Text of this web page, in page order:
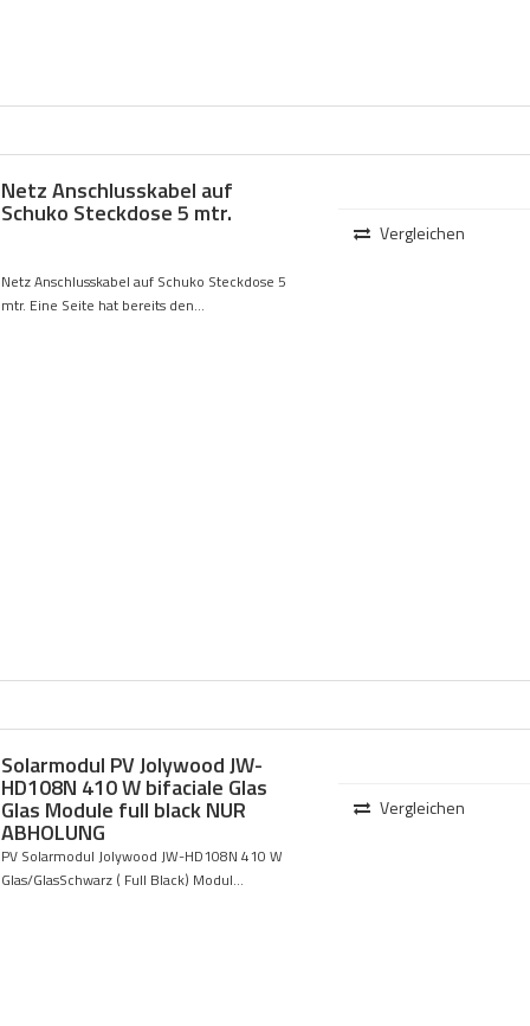
Netz Anschlusskabel auf
Schuko Steckdose 5 mtr.
Netz Anschlusskabel auf Schuko Steckdose 5
mtr. Eine Seite hat bereits den...
Vergleichen
Solarmodul PV Jolywood JW-
HD108N 410 W bifaciale Glas
Glas Module full black NUR
ABHOLUNG
PV Solarmodul Jolywood JW-HD108N 410 W
Glas/GlasSchwarz ( Full Black) Modul...
Vergleichen